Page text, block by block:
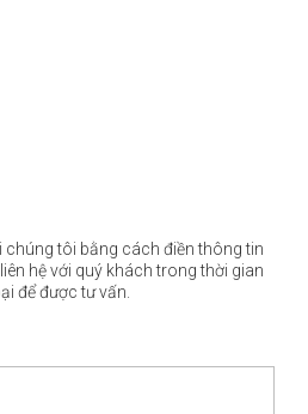
chúng tôi bằng cách điền thông tin
hệ với quý khách trong thời gian
để được tư vấn.